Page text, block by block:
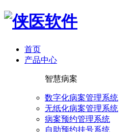
首页
产品中心
智慧病案
数字化病案管理系统
无纸化病案管理系统
病案预约管理系统
自助预约挂号系统